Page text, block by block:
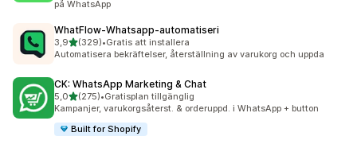
på WhatsApp
WhatFlow‑Whatsapp‑automatiseri
3,9av 5 stjärnor
(329)
329 recensioner totalt
•Gratis att installera
Automatisera bekräftelser, återställning av varukorg och uppda
CK: WhatsApp Marketing & Chat
5,0av 5 stjärnor
(275)
275 recensioner totalt
•Gratisplan tillgänglig
Kampanjer, varukorgsåterst. & orderuppd. i WhatsApp + button
Built for Shopify